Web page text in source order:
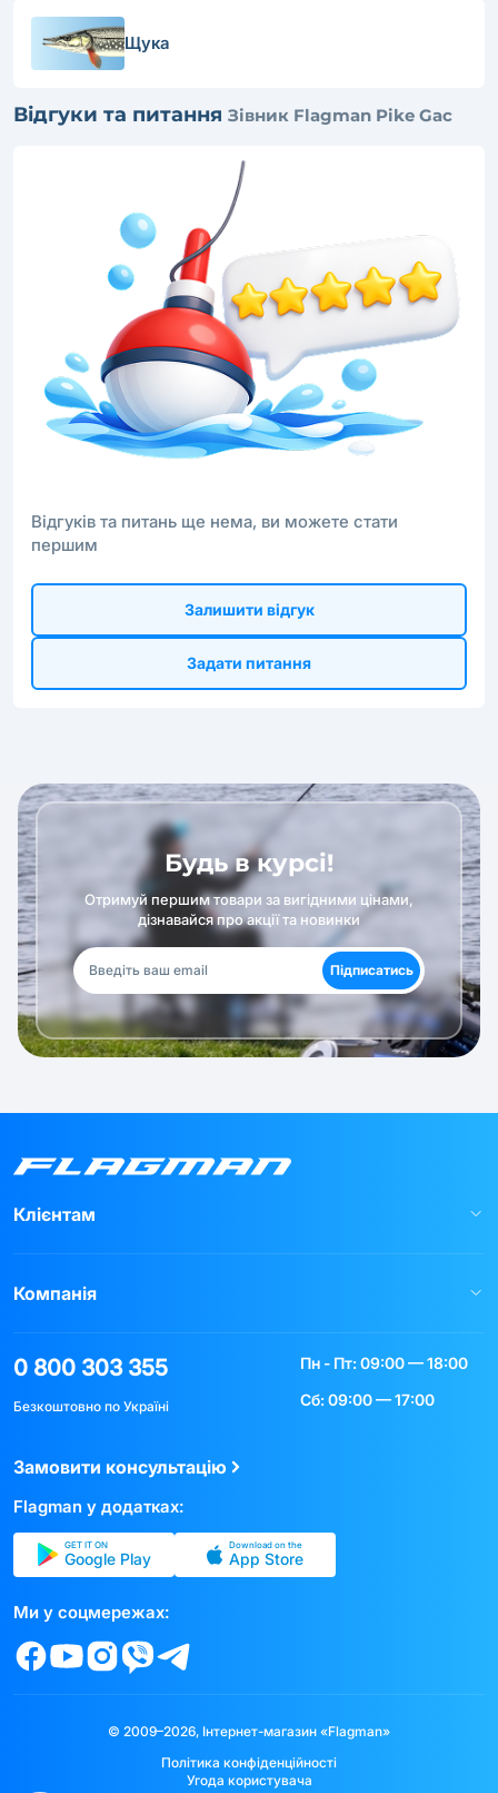
Щука
Відгуки та питання Зівник Flagman Pike Gac
Відгуків та питань ще нема, ви можете стати
першим
Залишити відгук
Задати питання
Будь в курсі!
Отримуй першим товари за вигідними цінами,
дізнавайся про акції та новинки
Підписатись
Клієнтам
Компанія
0 800 303 355
Безкоштовно по Україні
Пн - Пт: 09:00 — 18:00
Сб: 09:00 — 17:00
Замовити консультацію
Flagman у додатках:
GET IT ON
Google Play
Download on the
App Store
Ми у соцмережах:
© 2009–2026, Інтернет-магазин «Flagman»
Політика конфіденційності
Угода користувача